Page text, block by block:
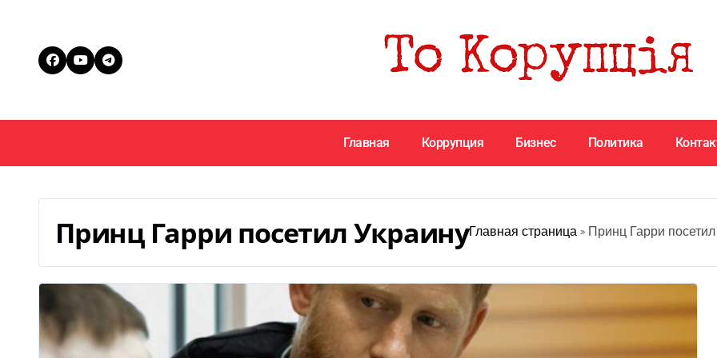
Главная Коррупция Бизнес Политика
Принц Гарри посетил УкраинуГлавная страница» Принц Гарри